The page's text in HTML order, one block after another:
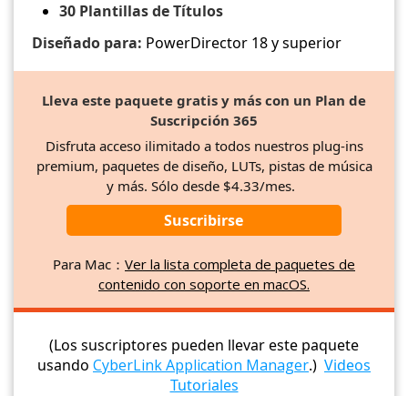
30 Plantillas de Títulos
Diseñado para: PowerDirector 18 y superior
Lleva este paquete gratis y más con un Plan de
Suscripción 365
Disfruta acceso ilimitado a todos nuestros plug-ins
premium, paquetes de diseño, LUTs, pistas de música
y más. Sólo desde $4.33/mes.
Suscribirse
Para Mac： Ver la lista completa de paquetes de
contenido con soporte en macOS.
(Los suscriptores pueden llevar este paquete
usando CyberLink Application Manager.) Videos
Tutoriales